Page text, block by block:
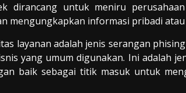
dirancang untuk meniru
mengungkapkan informasi pribadi
layanan adalah jenis serangan
yang umum digunakan. Ini adalah
baik sebagai titik masuk untuk